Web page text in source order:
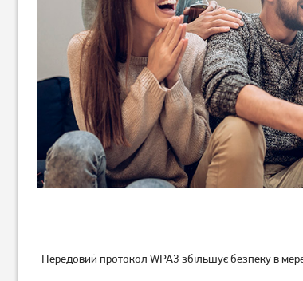
Передовий протокол WPA3 збільшує безпеку в